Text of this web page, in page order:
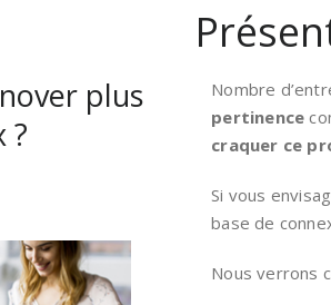
plus
?
Nombre
pertinence
craquer ce
Si vous
base de
Nous verrons